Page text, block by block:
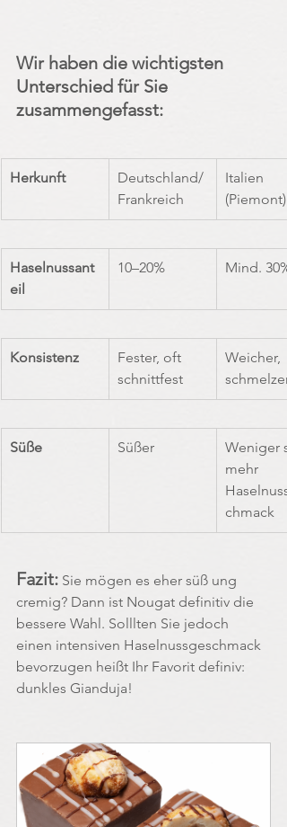
Wir haben die wichtigsten
Unterschied für Sie
zusammengefasst:
Herkunft
Deutschland/
Frankreich
Italien
(Piemont)
Haselnussant
eil
10–20% Mind. 30%
Konsistenz
Fester, oft
schnittfest
Weicher,
Süße Süßer
Weniger
mehr
chmack
Fazit: Sie mögen es eher süß ung
cremig? Dann ist Nougat definitiv die
bessere Wahl. Solllten Sie jedoch
einen intensiven Haselnussgeschmack
bevorzugen heißt Ihr Favorit definiv:
dunkles Gianduja!